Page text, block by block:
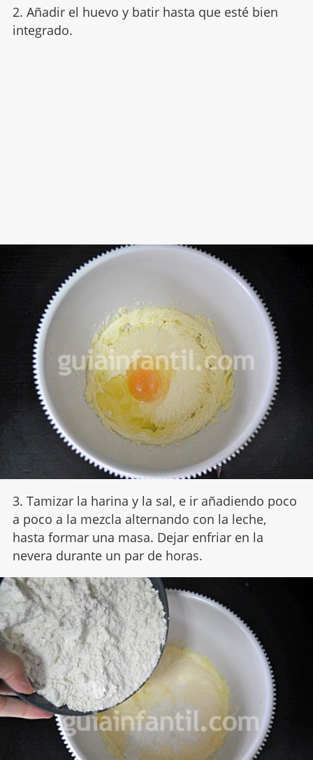
2. Añadir el huevo y batir hasta que esté bien
integrado.
3. Tamizar la harina y la sal, e ir añadiendo poco
a poco a la mezcla alternando con la leche,
hasta formar una masa. Dejar enfriar en la
nevera durante un par de horas.